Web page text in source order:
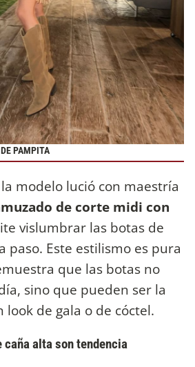
PAMPITA
modelo lució con maestría
de corte midi con
vislumbrar las botas de
paso. Este estilismo es pura
que las botas no
sino que pueden ser la
look de gala o de cóctel.
caña alta son tendencia